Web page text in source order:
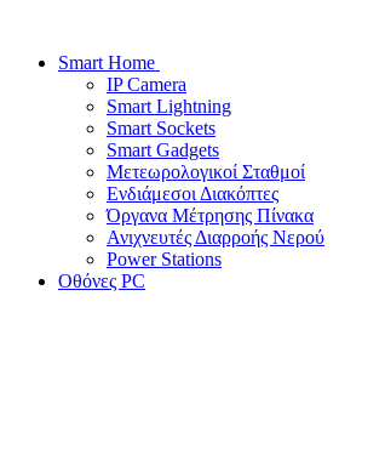
Smart Home
IP Camera
Smart Lightning
Smart Sockets
Smart Gadgets
Μετεωρολογικοί Σταθμοί
Ενδιάμεσοι Διακόπτες
Όργανα Μέτρησης Πίνακα
Ανιχνευτές Διαρροής Νερού
Power Stations
Οθόνες PC